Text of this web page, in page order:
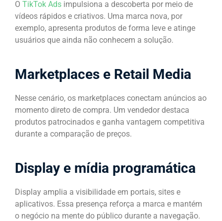
O TikTok Ads impulsiona a descoberta por meio de
vídeos rápidos e criativos. Uma marca nova, por
exemplo, apresenta produtos de forma leve e atinge
usuários que ainda não conhecem a solução.
Marketplaces e Retail Media
Nesse cenário, os marketplaces conectam anúncios ao
momento direto de compra. Um vendedor destaca
produtos patrocinados e ganha vantagem competitiva
durante a comparação de preços.
Display e mídia programática
Display amplia a visibilidade em portais, sites e
aplicativos. Essa presença reforça a marca e mantém
o negócio na mente do público durante a navegação.